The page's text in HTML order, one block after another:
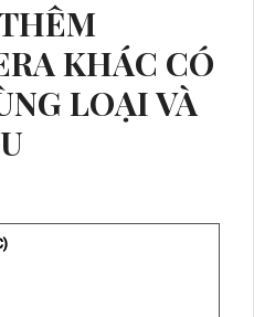
KHÁC CÓ
LOẠI VÀ